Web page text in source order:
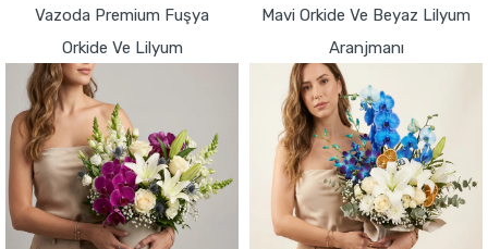
Vazoda Premium Fuşya
Orkide Ve Lilyum
Mavi Orkide Ve Beyaz Lilyum
Aranjmanı